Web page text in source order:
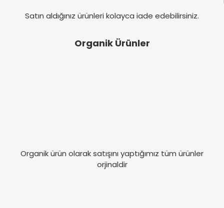
Satın aldığınız ürünleri kolayca iade edebilirsiniz.
Organik Ürünler
Organik ürün olarak satışını yaptığımız tüm ürünler
orjinaldir